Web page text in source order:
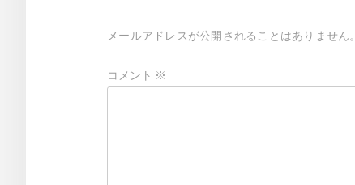
シ
ョ
メールアドレスが公開されることはありません。
コメント ※